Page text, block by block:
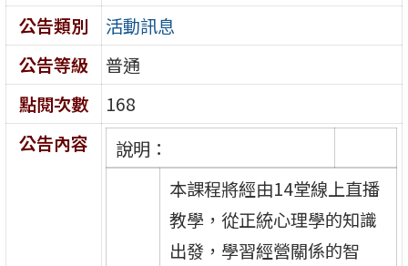
公告類別
活動訊息
公告等級
普通
點閱次數
168
公告內容
說明：
本課程將經由14堂線上直播
教學，從正統心理學的知識
出發，學習經營關係的智